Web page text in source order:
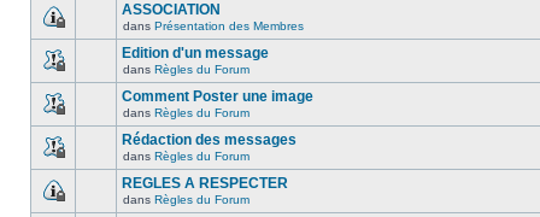
ASSOCIATION
dans Présentation des Membres
Edition d'un message
dans Règles du Forum
Comment Poster une image
dans Règles du Forum
Rédaction des messages
dans Règles du Forum
REGLES A RESPECTER
dans Règles du Forum